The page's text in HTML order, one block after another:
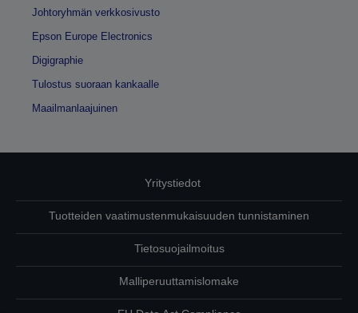
Johtoryhmän verkkosivusto
Epson Europe Electronics
Digigraphie
Tulostus suoraan kankaalle
Maailmanlaajuinen
Yritystiedot
Tuotteiden vaatimustenmukaisuuden tunnistaminen
Tietosuojailmoitus
Malliperuuttamislomake